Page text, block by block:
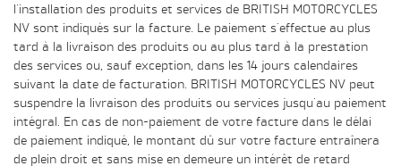
l'installation des produits et services de BRITISH MOTORCYCLES
NV sont indiqués sur la facture. Le paiement s'effectue au plus
tard à la livraison des produits ou au plus tard à la prestation
des services ou, sauf exception, dans les 14 jours calendaires
suivant la date de facturation. BRITISH MOTORCYCLES NV peut
suspendre la livraison des produits ou services jusqu'au paiement
intégral. En cas de non-paiement de votre facture dans le délai
de paiement indiqué, le montant dû sur votre facture entraînera
de plein droit et sans mise en demeure un intérêt de retard